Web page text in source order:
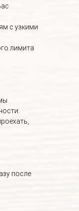
с узкими
лимита
после